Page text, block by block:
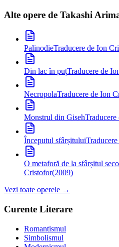
Alte opere de Takashi
PalinodieTraducere de Ion
Din lac în puțTraducere de
NecropolaTraducere de Ion
Monstrul din Giseh
Începutul sfârșitului
O metaforă de la sfârșitul
Cristofor(2009)
Vezi toate operele →
Curente Literare
Romantismul
Simbolismul